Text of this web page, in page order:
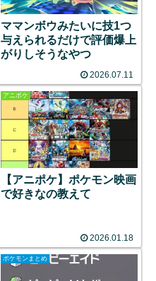
ママンボウみたいに技1つ
与えられるだけで評価爆上
がりしそうなやつ
2026.07.11
アニポケ
【アニポケ】ポケモン映画
で好きなの教えて
2026.01.18
ポケモンまとめ